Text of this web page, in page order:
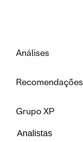
Análises
Recomendações
Grupo XP
Analistas